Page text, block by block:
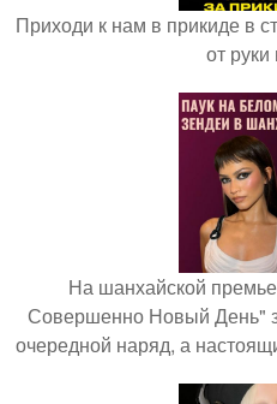
Приходи к нам в прикиде в
от руки
На шанхайской
Совершенно Новый День"
очередной наряд, а